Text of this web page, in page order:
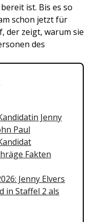
ist. Bis es so
schon jetzt für
der zeigt, warum sie
des
Jenny
Paul
Fakten
Jenny Elvers
in Staffel 2 als